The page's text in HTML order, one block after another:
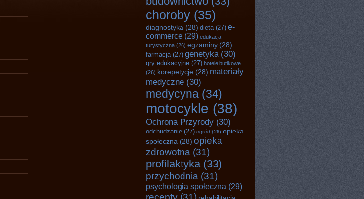
choroby (35)
diagnostyka (28) dieta(27) e-
commerce (29) edukacja
turystyczna (26) egzaminy (28)
farmacja(27) genetyka(30)
gry edukacyjne (27) hotele butikowe
(26) korepetycje (28) materiały
medyczne (30)
medycyna (34)
motocykle (38)
Ochrona Przyrody (30)
odchudzanie (27) ogród (26) opieka
społeczna (28) opieka
zdrowotna (31)
profilaktyka(33)
przychodnia (31)
psychologia społeczna (29)
recepty (31)